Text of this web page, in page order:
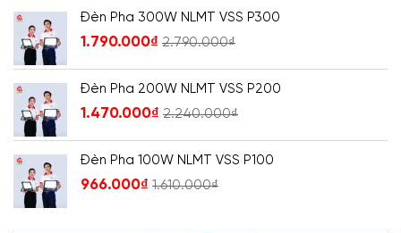
Đèn Pha 300W NLMT VSS P300
1.790.000₫ 2.790.000₫
Đèn Pha 200W NLMT VSS P200
1.470.000₫ 2.240.000₫
Đèn Pha 100W NLMT VSS P100
966.000₫ 1.610.000₫